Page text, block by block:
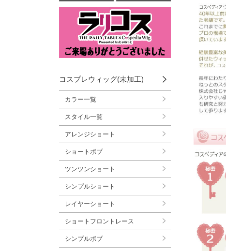
コスプレウィッグ(未加工)
カラー一覧
スタイル一覧
アレンジショート
ショートボブ
ツンツンショート
シンプルショート
レイヤーショート
ショートフロントレース
シンプルボブ